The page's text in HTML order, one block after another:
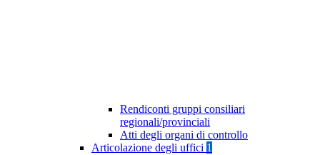
Rendiconti gruppi consiliari
regionali/provinciali
Atti degli organi di controllo
Articolazione degli uffici 1